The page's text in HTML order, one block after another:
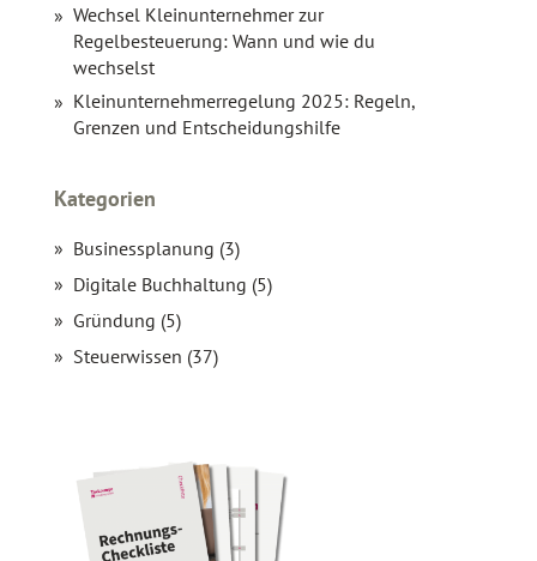
Wechsel Kleinunternehmer zur
Regelbesteuerung: Wann und wie du
wechselst
Kleinunternehmerregelung 2025: Regeln,
Grenzen und Entscheidungshilfe
Kategorien
Businessplanung (3)
Digitale Buchhaltung (5)
Gründung (5)
Steuerwissen (37)